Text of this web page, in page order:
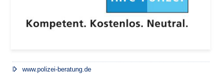
www.polizei-beratung.de